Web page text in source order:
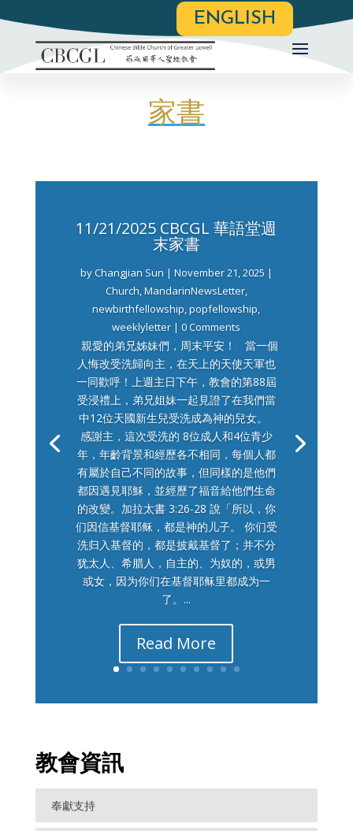
ENGLISH
家書
11/21/2025 CBCGL 華語堂週
末家書
byChangjian Sun | November 21, 2025 |
Church,MandarinNewsLetter,
newbirthfellowship,popfellowship,
weeklyletter | 0 Comments
親愛的弟兄姊妹們，周末平安！ 當一個
人悔改受洗歸向主，在天上的天使天軍也
一同歡呼！上週主日下午，教會的第88屆
受浸禮上，弟兄姐妹一起見證了在我們當
中12位天國新生兒受洗成為神的兒女。
感謝主，這次受洗的 8位成人和4位青少
年，年齡背景和經歷各不相同，每個人都
有屬於自己不同的故事，但同樣的是他們
都因遇見耶穌，並經歷了福音給他們生命
的改變。加拉太書 3:26-28 說「所以，你
们因信基督耶稣，都是神的儿子。 你们受
洗归入基督的，都是披戴基督了；并不分
犹太人、希腊人，自主的、为奴的，或男
或女，因为你们在基督耶稣里都成为一
了。...
Read More
教會資訊
奉獻支持